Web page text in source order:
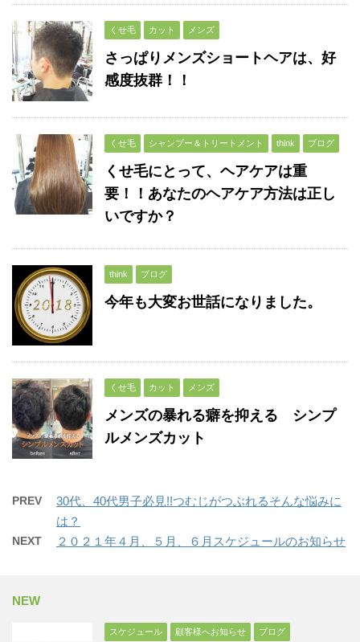
くせ毛 カット メンズ
さっぱりメンズショートヘアは、好
感度抜群！！
くせ毛 シャンプー＆トリートメント think ブログ
くせ毛にとって、ヘアケアは重
要！！あなたのヘアケア方法は正し
いですか？
think ブログ
今年も大変お世話になりました。
くせ毛 カット メンズ
メンズの暴れる癖を抑える シンプ
ルメンズカット
PREV
30代、40代男子必見!!つむじがつぶれるそんな悩みに
は？
NEXT ２０２１年４月、５月、６月スケジュールのお知らせ
NEW
スケジュール 顧客様へお知らせ ブログ